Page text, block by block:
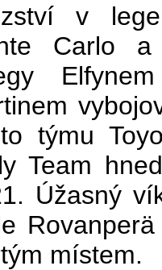
v
Carlo a
týmu
Team
Úžasný
místem.